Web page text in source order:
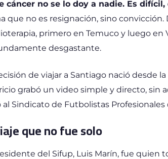
cáncer no se lo doy a nadie. Es
que no es resignación, sino
primero en Temuco y luego en
desgastante.
de viajar a Santiago nació desde
grabó un video simple y directo, sin
al Sindicato de Futbolistas Profesionales
que no fue solo
del Sifup, Luis Marín, fue quien